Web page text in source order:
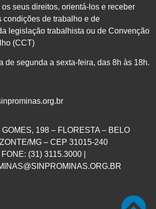
seus direitos, orientá-los e receber
condições de trabalho e de
legislação trabalhista ou de Convenção
(CCT)
de segunda a sexta-feira, das 8h às 18h.
GOMES, 198 – FLORESTA – BELO
MG – CEP 31015-240
FONE: (31) 3115.3000 |